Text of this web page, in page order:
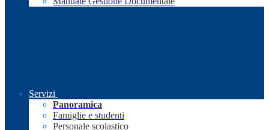
Servizi
Panoramica
Famiglie e studenti
Personale scolastico